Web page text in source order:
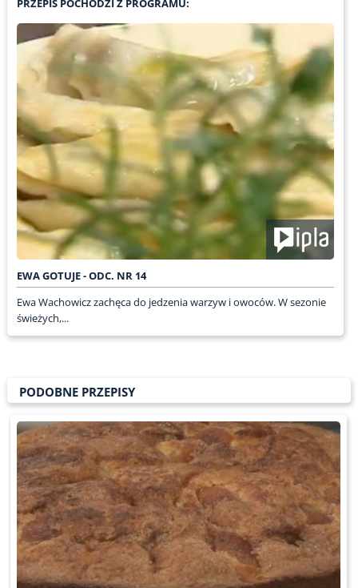
PRZEPIS POCHODZI Z PROGRAMU:
EWA GOTUJE - ODC. NR 14
Ewa Wachowicz zachęca do jedzenia warzyw i owoców. W sezonie
świeżych,...
PODOBNE PRZEPISY